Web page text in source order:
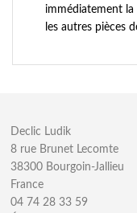
immédiatement
les autres pièces
Declic Ludik
8 rue Brunet Lecomte
38300 Bourgoin-Jallieu
France
04 74 28 33 59